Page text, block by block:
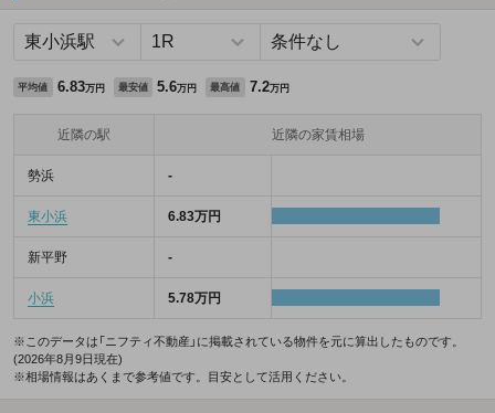
平均値 6.83万円 最安値 5.6万円 最高値 7.2万円
近隣の駅 近隣の家賃相場
勢浜 -
東小浜 6.83万円
新平野 -
小浜 5.78万円
※このデータは「ニフティ不動産」に掲載されている物件を元に算出したものです。
(2026年8月9日現在)
※相場情報はあくまで参考値です。目安として活用ください。